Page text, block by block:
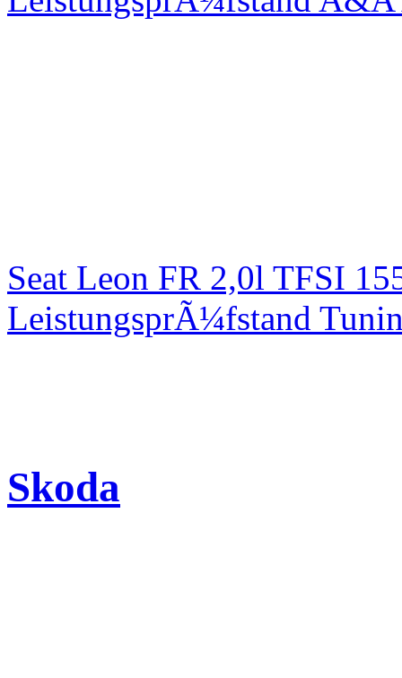
Seat Leon FR 2,0l TFSI
LeistungsprÃ¼fstand
Skoda